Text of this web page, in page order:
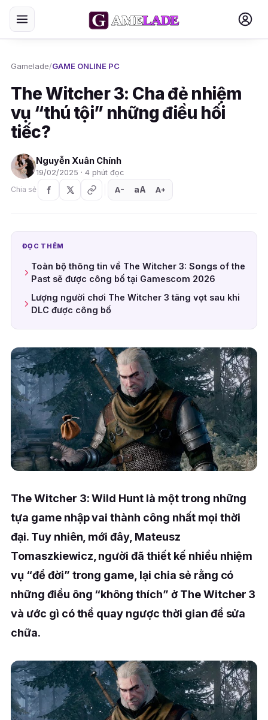
Gamelade/GAME ONLINE PC
The Witcher 3: Cha đẻ nhiệm
vụ “thú tội” những điều hối
tiếc?
Nguyễn Xuân Chính
19/02/2025 · 4 phút đọc
Chia sẻ
A− aA A+
ĐỌC THÊM
Toàn bộ thông tin về The Witcher 3: Songs of the
Past sẽ được công bố tại Gamescom 2026
Lượng người chơi The Witcher 3 tăng vọt sau khi
DLC được công bố
The Witcher 3: Wild Hunt là một trong những
tựa game nhập vai thành công nhất mọi thời
đại. Tuy nhiên, mới đây, Mateusz
Tomaszkiewicz, người đã thiết kế nhiều nhiệm
vụ “để đời” trong game, lại chia sẻ rằng có
những điều ông “không thích” ở The Witcher 3
và ước gì có thể quay ngược thời gian để sửa
chữa.